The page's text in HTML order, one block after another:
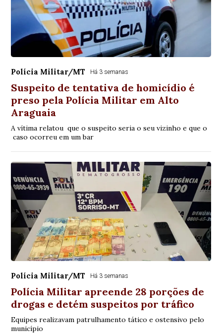
Polícia Militar/MT Há 3 semanas
Suspeito de tentativa de homicídio é
preso pela Polícia Militar em Alto
Araguaia
A vítima relatou que o suspeito seria o seu vizinho e que o
caso ocorreu em um bar
Polícia Militar/MT Há 3 semanas
Polícia Militar apreende 28 porções de
drogas e detém suspeitos por tráfico
Equipes realizavam patrulhamento tático e ostensivo pelo
município